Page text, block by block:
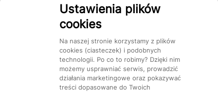
Dostępność
Kategorie Produkty Marki CMS
Ustawienia plików
cookies
Na naszej stronie korzystamy z plików
cookies (ciasteczek) i podobnych
technologii. Po co to robimy? Dzięki nim
możemy usprawniać serwis, prowadzić
działania marketingowe oraz pokazywać
treści dopasowane do Twoich